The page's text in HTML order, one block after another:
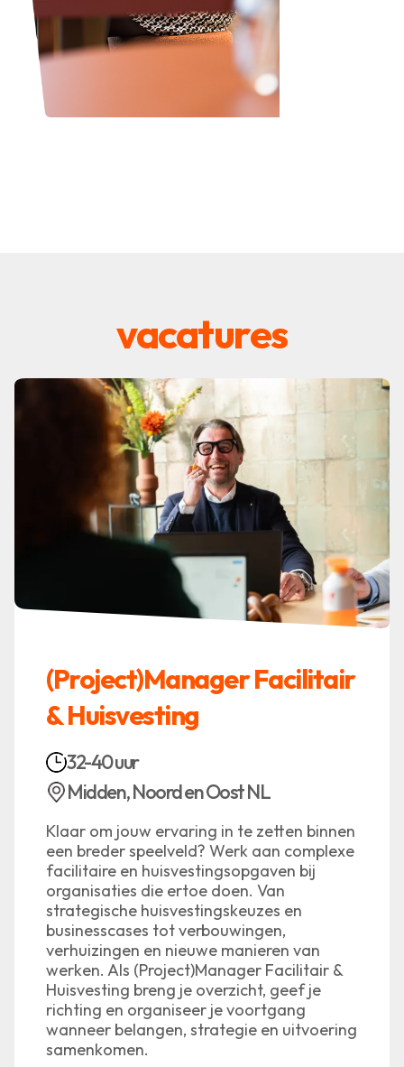
vacatures
(Project)Manager Facilitair
& Huisvesting
32-40 uur
Midden, Noord en Oost NL
Klaar om jouw ervaring in te zetten binnen
een breder speelveld? Werk aan complexe
facilitaire en huisvestingsopgaven bij
organisaties die ertoe doen. Van
strategische huisvestingskeuzes en
businesscases tot verbouwingen,
verhuizingen en nieuwe manieren van
werken. Als (Project)Manager Facilitair &
Huisvesting breng je overzicht, geef je
richting en organiseer je voortgang
wanneer belangen, strategie en uitvoering
samenkomen.